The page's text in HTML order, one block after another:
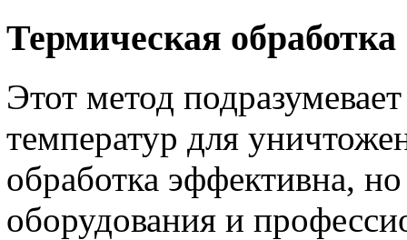
Термическая обработка
Этот метод
температур для
обработка эффективна,
оборудования и